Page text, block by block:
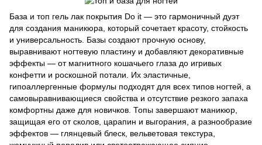
База и топ гель лак покрытия Do it — это гармоничный дуэт
для создания маникюра, который сочетает красоту, стойкость
и универсальность. Базы создают прочную основу,
выравнивают ногтевую пластину и добавляют декоративные
эффекты — от магнитного кошачьего глаза до игривых
конфетти и роскошной потали. Их эластичные,
гипоаллергенные формулы подходят для всех типов ногтей, а
самовыравнивающиеся свойства и отсутствие резкого запаха
комфортны даже для новичков. Топы завершают маникюр,
защищая его от сколов, царапин и выгорания, а разнообразие
эффектов — глянцевый блеск, вельветовая текстура,